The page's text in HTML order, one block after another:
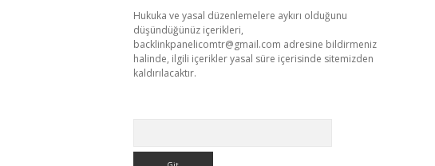
Hukuka ve yasal düzenlemelere aykırı olduğunu
düşündüğünüz içerikleri,
backlinkpanelicomtr@gmail.com adresine bildirmeniz
halinde, ilgili içerikler yasal süre içerisinde sitemizden
kaldırılacaktır.